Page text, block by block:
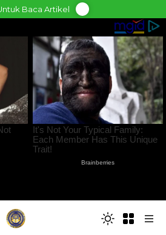
Baca Artikel